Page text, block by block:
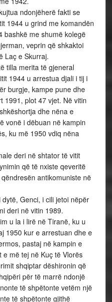
ndonjëherë fakti se
1944 u grind me komandën
bashkë me shumë kolegë
veprin që shkaktoi
Laç e Skurraj.
tilla merita të gjeneral
1944 u arrestua djali i tij i
burgje, kampe pune dhe
1991, plot 47 vjet. Në vitin
dhe nëna e
vonë i dëbuan në kampin
ku më 1950 vdiq nëna
deri në shtator të vitit
që të nxiste qeveritë
antikomuniste në
Genci, i cili jetoi nëpër
deri në vitin 1989.
u la i lirë në Tiranë, ku u
1950 kur e arrestuan dhe e
pastaj në kampin e
e më tej në Kuç të Vlorës
shqiptar dëshironin që
për të marrë ndonjë
të shpëtonte vetëm një
të shpëtonte gjithë